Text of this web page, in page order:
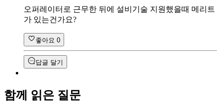
오퍼레이터로 근무한 뒤에 설비기술 지원했을때 메리트
가 있는건가요?
좋아요 0
답글 달기
함께 읽은 질문